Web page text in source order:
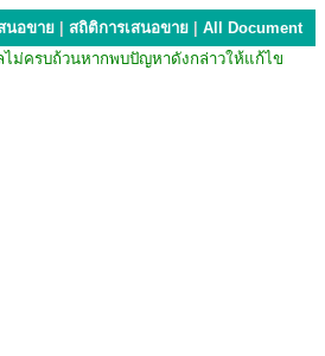
นอขาย สถิติการเสนอขาย
All Document
ไม่ครบถ้วนหากพบปัญหาดังกล่าวให้แก้ไข